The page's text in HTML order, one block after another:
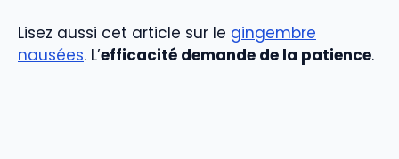
Lisez aussi cet article sur le gingembre
nausées. L’efficacité demande de la patience.